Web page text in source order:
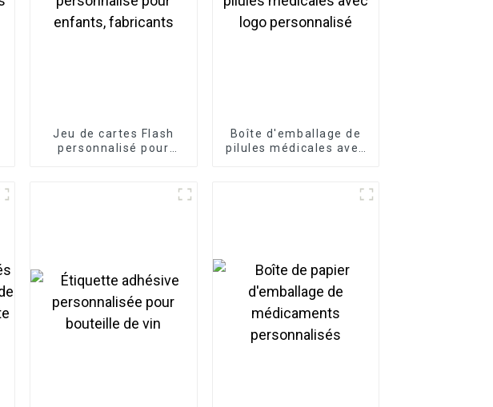
Jeu de cartes Flash
personnalisé pour
Boîte d'emballage de
pilules médicales avec